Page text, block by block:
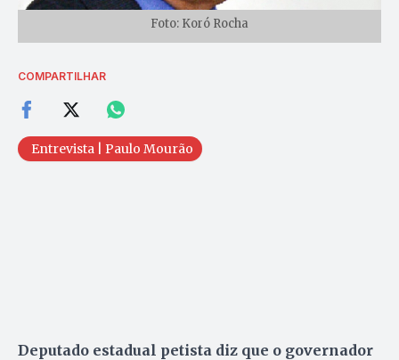
Foto: Koró Rocha
COMPARTILHAR
Entrevista | Paulo Mourão
Deputado estadual petista diz que o governador